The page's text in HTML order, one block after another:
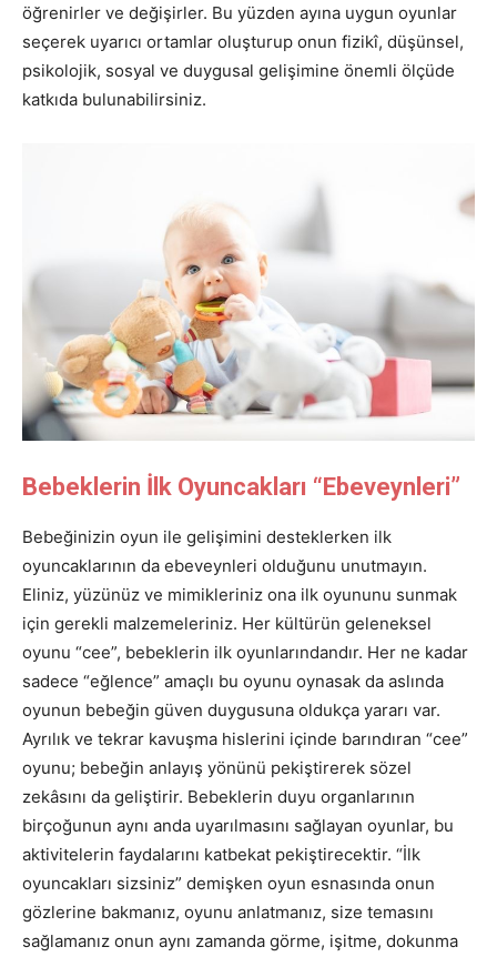
öğrenirler ve değişirler. Bu yüzden ayına uygun oyunlar
seçerek uyarıcı ortamlar oluşturup onun fizikî, düşünsel,
psikolojik, sosyal ve duygusal gelişimine önemli ölçüde
katkıda bulunabilirsiniz.
Bebeklerin İlk Oyuncakları “Ebeveynleri”
Bebeğinizin oyun ile gelişimini desteklerken ilk
oyuncaklarının da ebeveynleri olduğunu unutmayın.
Eliniz, yüzünüz ve mimikleriniz ona ilk oyununu sunmak
için gerekli malzemeleriniz. Her kültürün geleneksel
oyunu “cee”, bebeklerin ilk oyunlarındandır. Her ne kadar
sadece “eğlence” amaçlı bu oyunu oynasak da aslında
oyunun bebeğin güven duygusuna oldukça yararı var.
Ayrılık ve tekrar kavuşma hislerini içinde barındıran “cee”
oyunu; bebeğin anlayış yönünü pekiştirerek sözel
zekâsını da geliştirir. Bebeklerin duyu organlarının
birçoğunun aynı anda uyarılmasını sağlayan oyunlar, bu
aktivitelerin faydalarını katbekat pekiştirecektir. “İlk
oyuncakları sizsiniz” demişken oyun esnasında onun
gözlerine bakmanız, oyunu anlatmanız, size temasını
sağlamanız onun aynı zamanda görme, işitme, dokunma